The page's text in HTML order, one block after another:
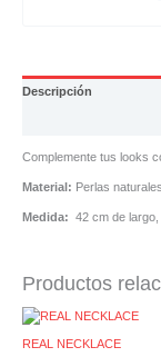
Descripción
Complemente tus looks
Material: Perlas
Medida: 42 cm de
Productos
REAL NECKLACE